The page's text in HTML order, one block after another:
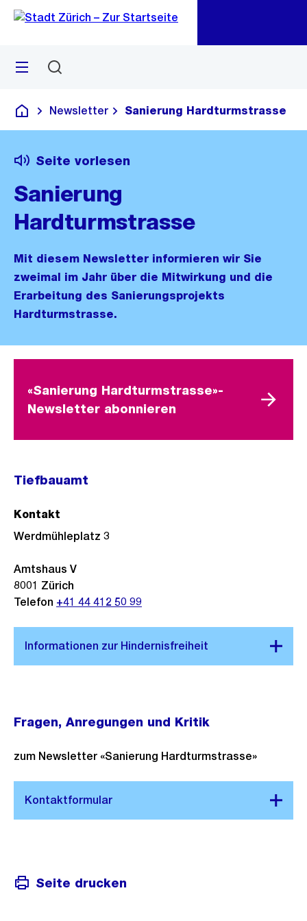
Navigation
Sprunglink
Menü
Deutsch
Newsletter Sanierung Hardturmstrasse
Seite vorlesen
Sanierung
Hardturmstrasse
Mit diesem Newsletter informieren wir Sie
zweimal im Jahr über die Mitwirkung und die
Erarbeitung des Sanierungsprojekts
Hardturmstrasse.
«Sanierung Hardturmstrasse»-
Newsletter abonnieren
Tiefbauamt
Kontakt
Werdmühleplatz 3
Amtshaus V
8001 Zürich
Telefon +41 44 412 50 99
Fragen, Anregungen und Kritik
zum Newsletter «Sanierung Hardturmstrasse»
Seite drucken